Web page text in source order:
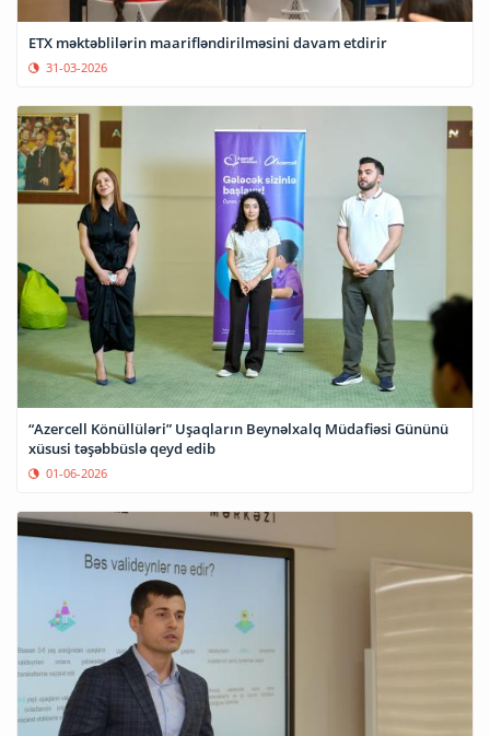
ETX məktəblilərin maarifləndirilməsini davam etdirir
31-03-2026
“Azercell Könüllüləri” Uşaqların Beynəlxalq Müdafiəsi Gününü
xüsusi təşəbbüslə qeyd edib
01-06-2026